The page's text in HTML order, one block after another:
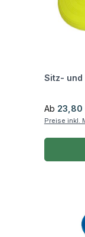
Sitz- und
Regulärer
Ab 23,80
Preise inkl.